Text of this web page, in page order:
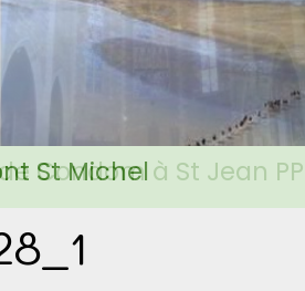
St Michel
Condom à St Jean PP